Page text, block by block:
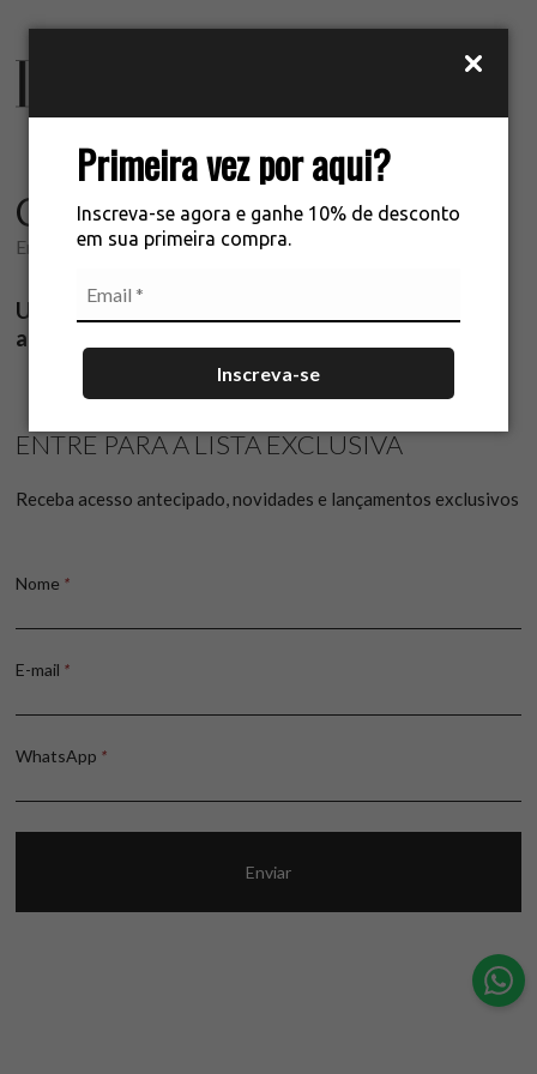
Primeira vez por aqui?
Inscreva-se agora e ganhe 10% de desconto
em sua primeira compra.
Inscreva-se
COMING SOON...
Em breve.
Uma nova experiência icônica La Chocolê para o
atacado.
ENTRE PARA A LISTA EXCLUSIVA
Receba acesso antecipado, novidades e lançamentos exclusivos
Nome *
E-mail *
WhatsApp *
Enviar